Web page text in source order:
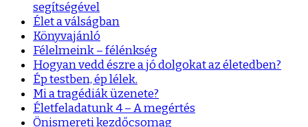
segítségével
Élet a válságban
Könyvajánló
Félelmeink – félénkség
Hogyan vedd észre a jó dolgokat az életedben?
Ép testben, ép lélek.
Mi a tragédiák üzenete?
Életfeladatunk 4 – A megértés
Önismereti kezdőcsomag